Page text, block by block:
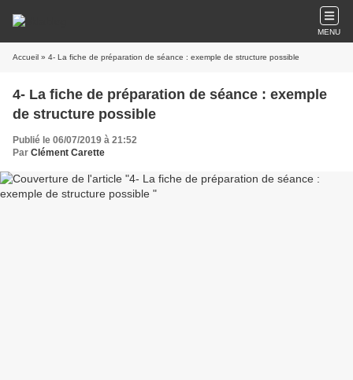
MENU
Accueil » 4- La fiche de préparation de séance : exemple de structure possible
4- La fiche de préparation de séance : exemple
de structure possible
Publié le 06/07/2019 à 21:52
Par Clément Carette